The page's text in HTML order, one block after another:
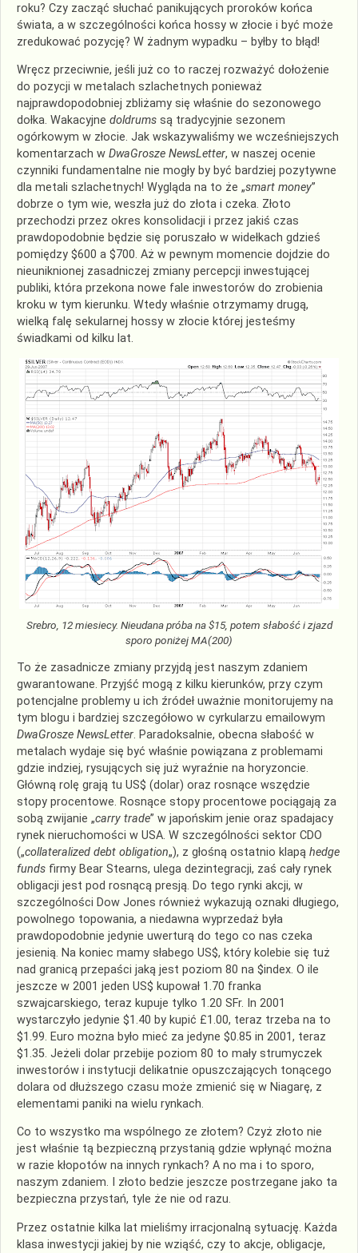
roku? Czy zacząć słuchać panikujących proroków końca
świata, a w szczególności końca hossy w złocie i być może
zredukować pozycję? W żadnym wypadku – byłby to błąd!
Wręcz przeciwnie, jeśli już co to raczej rozważyć dołożenie
do pozycji w metalach szlachetnych ponieważ
najprawdopodobniej zbliżamy się właśnie do sezonowego
dołka. Wakacyjne doldrums są tradycyjnie sezonem
ogórkowym w złocie. Jak wskazywaliśmy we wcześniejszych
komentarzach w DwaGrosze NewsLetter, w naszej ocenie
czynniki fundamentalne nie mogły by być bardziej pozytywne
dla metali szlachetnych! Wygląda na to że „smart money”
dobrze o tym wie, weszła już do złota i czeka. Złoto
przechodzi przez okres konsolidacji i przez jakiś czas
prawdopodobnie będzie się poruszało w widełkach gdzieś
pomiędzy $600 a $700. Aż w pewnym momencie dojdzie do
nieuniknionej zasadniczej zmiany percepcji inwestującej
publiki, która przekona nowe fale inwestorów do zrobienia
kroku w tym kierunku. Wtedy właśnie otrzymamy drugą,
wielką falę sekularnej hossy w złocie której jesteśmy
świadkami od kilku lat.
Srebro, 12 miesiecy. Nieudana próba na $15, potem słabość i zjazd
sporo poniżej MA(200)
To że zasadnicze zmiany przyjdą jest naszym zdaniem
gwarantowane. Przyjść mogą z kilku kierunków, przy czym
potencjalne problemy u ich źródeł uważnie monitorujemy na
tym blogu i bardziej szczegółowo w cyrkularzu emailowym
DwaGrosze NewsLetter. Paradoksalnie, obecna słabość w
metalach wydaje się być właśnie powiązana z problemami
gdzie indziej, rysujących się już wyraźnie na horyzoncie.
Główną rolę grają tu US$ (dolar) oraz rosnące wszędzie
stopy procentowe. Rosnące stopy procentowe pociągają za
sobą zwijanie „carry trade” w japońskim jenie oraz spadajacy
rynek nieruchomości w USA. W szczególności sektor CDO
(„collateralized debt obligation„), z głośną ostatnio klapą hedge
funds firmy Bear Stearns, ulega dezintegracji, zaś cały rynek
obligacji jest pod rosnącą presją. Do tego rynki akcji, w
szczególności Dow Jones również wykazują oznaki długiego,
powolnego topowania, a niedawna wyprzedaż była
prawdopodobnie jedynie uwerturą do tego co nas czeka
jesienią. Na koniec mamy słabego US$, który kolebie się tuż
nad granicą przepaści jaką jest poziom 80 na $index. O ile
jeszcze w 2001 jeden US$ kupował 1.70 franka
szwajcarskiego, teraz kupuje tylko 1.20 SFr. In 2001
wystarczyło jedynie $1.40 by kupić £1.00, teraz trzeba na to
$1.99. Euro można było mieć za jedyne $0.85 in 2001, teraz
$1.35. Jeżeli dolar przebije poziom 80 to mały strumyczek
inwestorów i instytucji delikatnie opuszczających tonącego
dolara od dłuższego czasu może zmienić się w Niagarę, z
elementami paniki na wielu rynkach.
Co to wszystko ma wspólnego ze złotem? Czyż złoto nie
jest właśnie tą bezpieczną przystanią gdzie wpłynąć można
w razie kłopotów na innych rynkach? A no ma i to sporo,
naszym zdaniem. I złoto bedzie jeszcze postrzegane jako ta
bezpieczna przystań, tyle że nie od razu.
Przez ostatnie kilka lat mieliśmy irracjonalną sytuację. Każda
klasa inwestycji jakiej by nie wziąść, czy to akcje, obligacje,